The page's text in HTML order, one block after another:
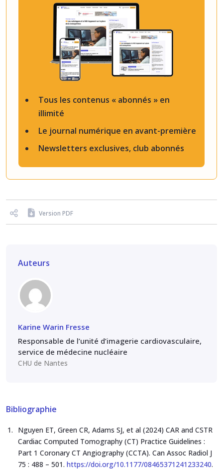
Tous les contenus « abonnés » en
illimité
Le journal numérique en avant-première
Newsletters exclusives, club abonnés
Version PDF
Auteurs
Karine Warin Fresse
Responsable de l’unité d’imagerie cardiovasculaire,
service de médecine nucléaire
CHU de Nantes
Bibliographie
Nguyen ET, Green CR, Adams SJ, et al (2024) CAR and CSTR
Cardiac Computed Tomography (CT) Practice Guidelines :
Part 1 Coronary CT Angiography (CCTA). Can Assoc Radiol J
75 : 488 – 501. https://doi.org/10.1177/08465371241233240.